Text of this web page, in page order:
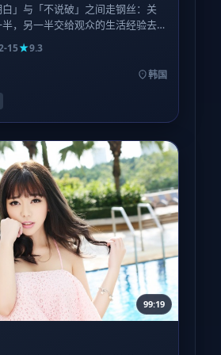
」与「不说破」之间走钢丝：关
，另一半交给观众的生活经验去
里的叙事，可能会略感疲惫；反之
15
9.3
韩国
99:19